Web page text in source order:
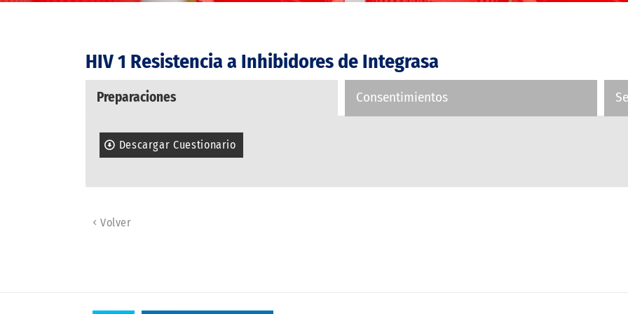
HIV 1 Resistencia a Inhibidores de Integrasa
Preparaciones Consentimientos
Descargar Cuestionario
Volver